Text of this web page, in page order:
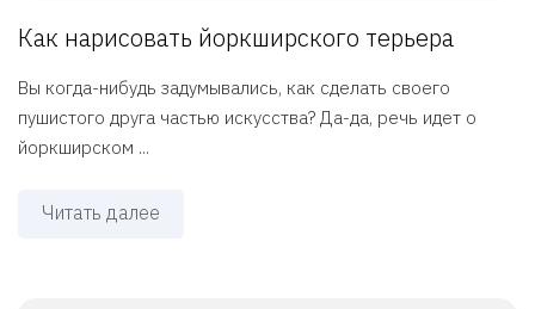
Как нарисовать йоркширского терьера
Вы когда-нибудь задумывались, как сделать своего
пушистого друга частью искусства? Да-да, речь идет о
йоркширском ...
Читать далее